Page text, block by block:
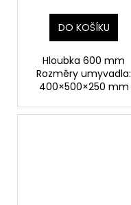
DO KOŠÍKU
Hloubka 600 mm
Rozměry umyvadla:
400×500×250 mm